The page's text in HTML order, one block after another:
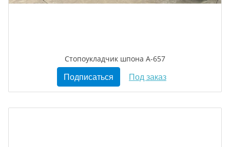
Стопоукладчик шпона А-657
Подписаться Под заказ